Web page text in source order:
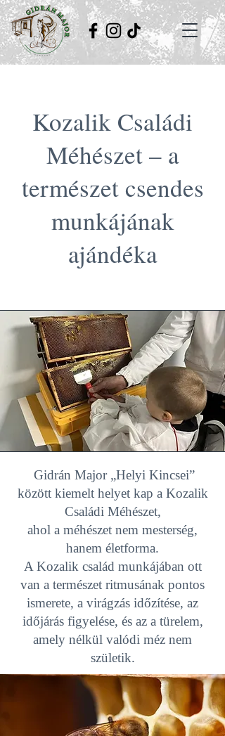
Kozalik Családi
Méhészet – a
természet csendes
munkájának
ajándéka
Gidrán Major „Helyi Kincsei”
között kiemelt helyet kap a Kozalik
Családi Méhészet,
ahol a méhészet nem mesterség,
hanem életforma.
A Kozalik család munkájában ott
van a természet ritmusának pontos
ismerete, a virágzás időzítése, az
időjárás figyelése, és az a türelem,
amely nélkül valódi méz nem
születik.